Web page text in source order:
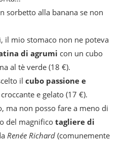
sorbetto alla banana se non
il mio stomaco non ne poteva
di agrumi con un cubo
al tè verde (18 €).
il cubo passione e
e gelato (17 €).
ma non posso fare a meno di
del magnifico tagliere di
Renée Richard (comunemente